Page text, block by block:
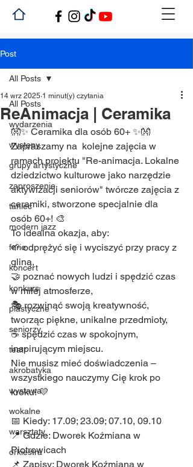
Post
All Posts
wydarzenia
występy
grupy artystyczne
zaproszenie
taniec
modern jazz
ferie
koncert
konkurs
plastyczne
seniorzy
teatr
akrobatyka
wystawa
wokalne
warsztaty
orkiestra
All Posts
ReAnimacja | Ceramika
14 wrz 2025 1 minut(y) czytania
👐✨ Ceramika dla osób 60+ ✨👐
Zapraszamy na  kolejne zajęcia w
ramach projektu "Re-animacja. Lokalne
dziedzictwo kulturowe jako narzędzie
aktywizacji seniorów" twórcze zajęcia z
ceramiki, stworzone specjalnie dla
osób 60+! 🎨
To idealna okazja, aby:
🌱 odprężyć się i wyciszyć przy pracy z
gliną,
🤝 poznać nowych ludzi i spędzić czas
w miłej atmosferze,
🎭 rozwinąć swoją kreatywność,
tworząc piękne, unikalne przedmioty,
☕ spędzić czas w spokojnym,
inspirującym miejscu.
Nie musisz mieć doświadczenia –
wszystkiego nauczymy Cię krok po
kroku! 💛
📅 Kiedy: 17.09; 23.09; 07.10, 09.10
📍 Gdzie: Dworek Koźmiana w
Piotrowicach
📌 Zapisy: Dworek Koźmiana w